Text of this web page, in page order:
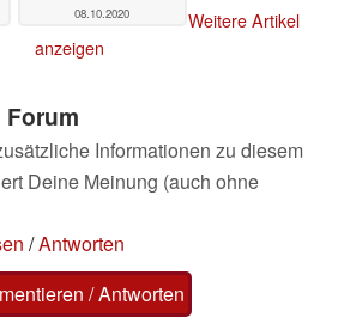
08.10.2020
Weitere Artikel
anzeigen
Forum
Informationen zu diesem
Deine Meinung (auch ohne
/Antworten
/ Antworten